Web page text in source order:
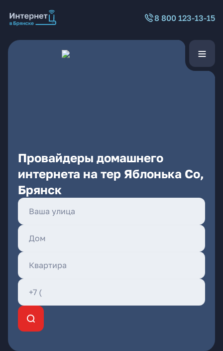
8 800 123-13-15
Провайдеры домашнего
интернета на тер Яблонька Со,
Брянск